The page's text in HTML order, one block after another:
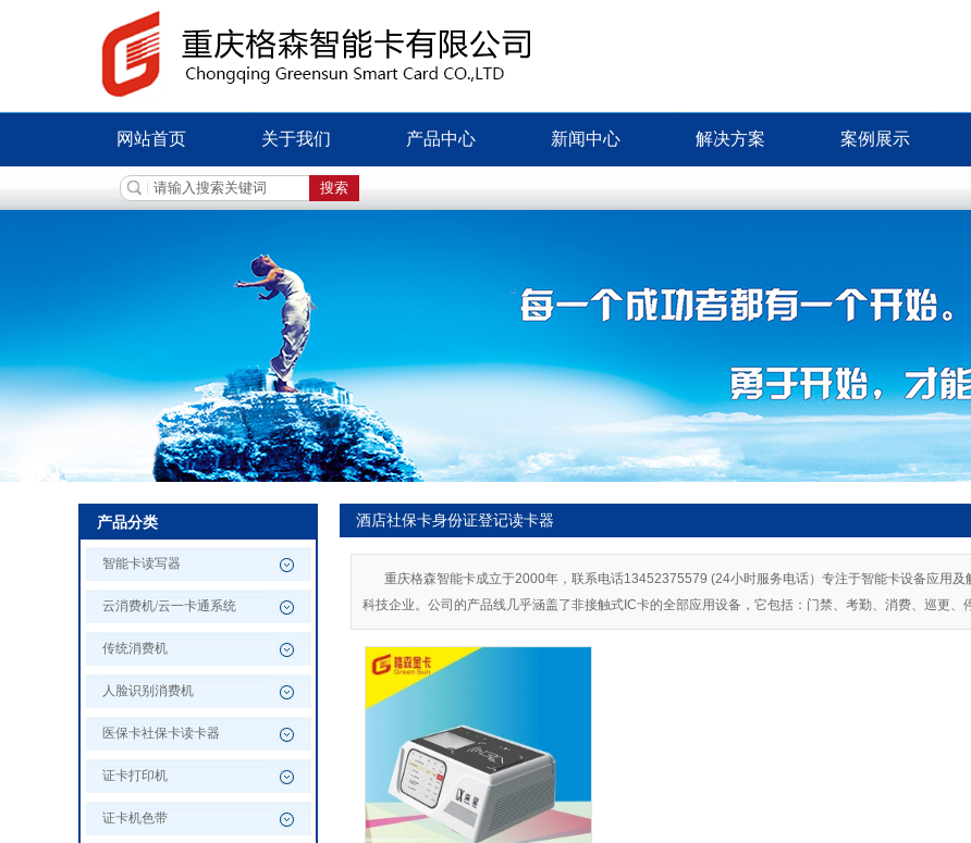
网站首页 关于我们 产品中心 新闻中心 解决方案 案例展示
产品分类
智能卡读写器
云消费机/云一卡通系统
传统消费机
人脸识别消费机
医保卡社保卡读卡器
证卡打印机
证卡机色带
酒店社保卡身份证登记读卡器
重庆格森智能卡成立于2000年，联系电话13452375579 (24小时服务电话）专注于智能卡设备应用
科技企业。公司的产品线几乎涵盖了非接触式IC卡的全部应用设备，它包括：门禁、考勤、消费、巡更、